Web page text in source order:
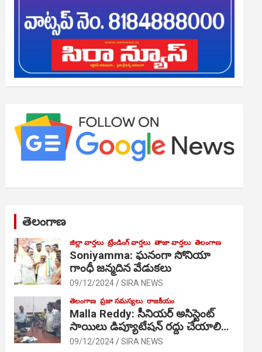
తెలంగాణ
జిల్లా వార్తలు ట్రేండింగ్ వార్తలు తాజా వార్తలు తెలంగాణ
Soniyamma: ఘ‌నంగా సోనియా
గాంధీ జ‌న్మ‌దిన వేడుక‌లు
09/12/2024 SIRA NEWS
తెలంగాణ ప్రజా సమస్యలు రాజకీయం
Malla Reddy: సీనియర్ అసిస్టెంట్
సాయిలు డిప్యూటేషన్ రద్దు చేయాలి…
09/12/2024 SIRA NEWS